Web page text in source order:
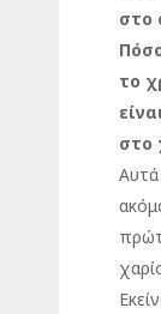
στο
το
στο
Αυτά